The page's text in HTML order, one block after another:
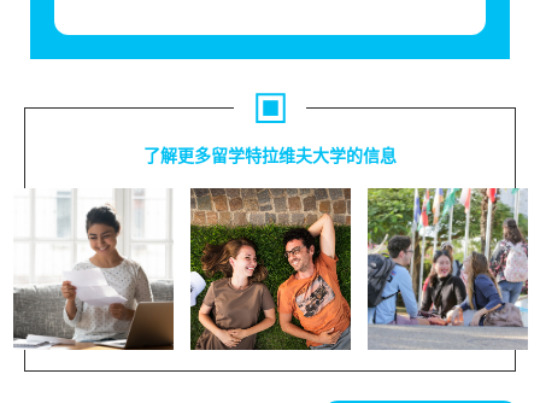
了解更多留学特拉维夫大学的信息